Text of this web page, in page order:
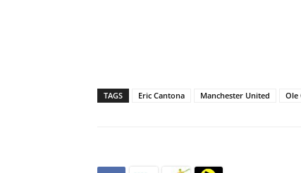
TAGS Eric Cantona Manchester United Ole